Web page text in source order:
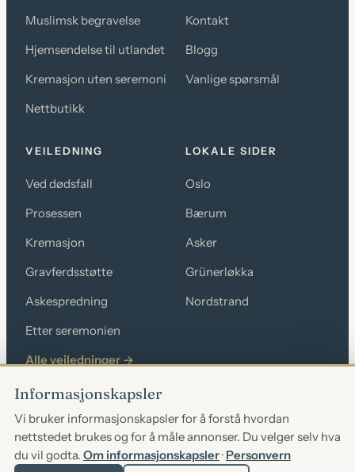
Muslimsk begravelse
Hjemsendelse til utlandet
Kremasjon uten seremoni
Nettbutikk
Kontakt
Blogg
Vanlige spørsmål
VEILEDNING
Ved dødsfall
Prosessen
Kremasjon
Gravferdsstøtte
Askespredning
Etter seremonien
Alle veiledninger →
LOKALE SIDER
Oslo
Bærum
Asker
Grünerløkka
Nordstrand
Org.nr 927 560 089 · post@byra24.no · © 2026 Byrå24 AS
Personvern Cookies Vilkår
Endre cookievalg
Informasjonskapsler
Vi bruker informasjonskapsler for å forstå hvordan
nettstedet brukes og for å måle annonser. Du velger selv hva
du vil godta. Om informasjonskapsler· Personvern